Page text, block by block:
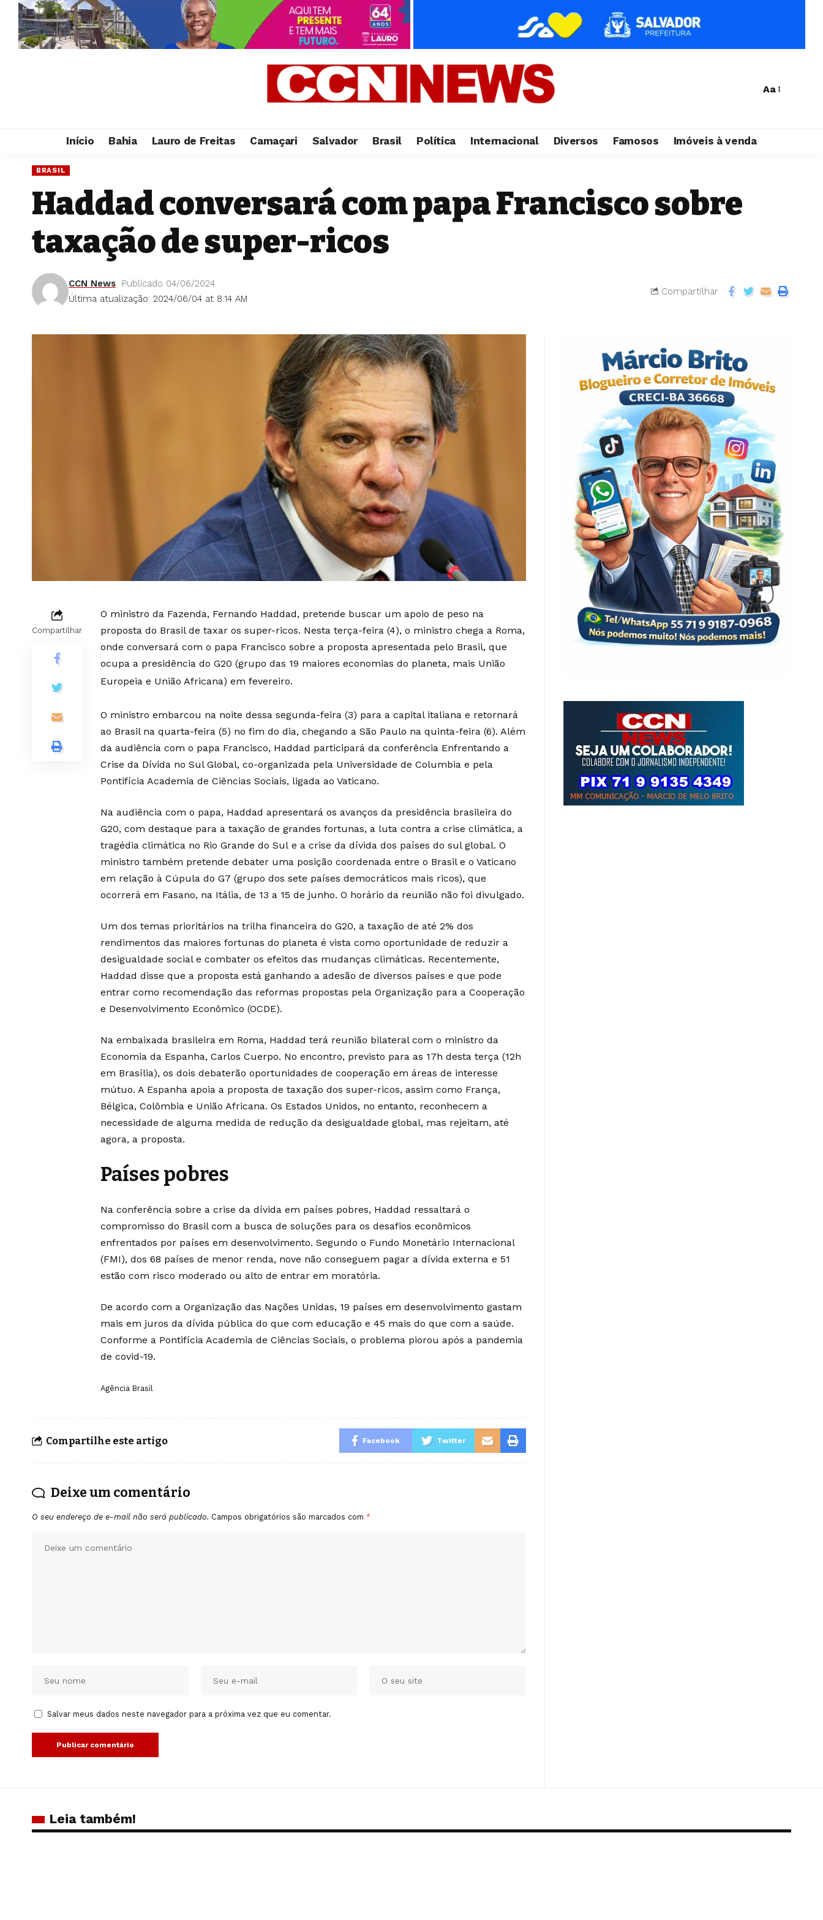
Aa
Início Bahia Lauro de Freitas Camaçari Salvador Brasil Política Internacional Diversos Famosos Imóveis à venda
BRASIL
Haddad conversará com papa Francisco sobre
taxação de super-ricos
Última atualização: 2024/06/04 at 8:14 AM
CCN News Publicado 04/06/2024
Compartilhar
Compartilhar
O ministro da Fazenda, Fernando Haddad, pretende buscar um apoio de peso na
proposta do Brasil de taxar os super-ricos. Nesta terça-feira (4), o ministro chega a Roma,
onde conversará com o papa Francisco sobre a proposta apresentada pelo Brasil, que
ocupa a presidência do G20 (grupo das 19 maiores economias do planeta, mais União
Europeia e União Africana) em fevereiro.
O ministro embarcou na noite dessa segunda-feira (3) para a capital italiana e retornará
ao Brasil na quarta-feira (5) no fim do dia, chegando a São Paulo na quinta-feira (6). Além
da audiência com o papa Francisco, Haddad participará da conferência Enfrentando a
Crise da Dívida no Sul Global, co-organizada pela Universidade de Columbia e pela
Pontifícia Academia de Ciências Sociais, ligada ao Vaticano.
Na audiência com o papa, Haddad apresentará os avanços da presidência brasileira do
G20, com destaque para a taxação de grandes fortunas, a luta contra a crise climática, a
tragédia climática no Rio Grande do Sul e a crise da dívida dos países do sul global. O
ministro também pretende debater uma posição coordenada entre o Brasil e o Vaticano
em relação à Cúpula do G7 (grupo dos sete países democráticos mais ricos), que
ocorrerá em Fasano, na Itália, de 13 a 15 de junho. O horário da reunião não foi divulgado.
Um dos temas prioritários na trilha financeira do G20, a taxação de até 2% dos
rendimentos das maiores fortunas do planeta é vista como oportunidade de reduzir a
desigualdade social e combater os efeitos das mudanças climáticas. Recentemente,
Haddad disse que a proposta está ganhando a adesão de diversos países e que pode
entrar como recomendação das reformas propostas pela Organização para a Cooperação
e Desenvolvimento Econômico (OCDE).
Na embaixada brasileira em Roma, Haddad terá reunião bilateral com o ministro da
Economia da Espanha, Carlos Cuerpo. No encontro, previsto para as 17h desta terça (12h
em Brasília), os dois debaterão oportunidades de cooperação em áreas de interesse
mútuo. A Espanha apoia a proposta de taxação dos super-ricos, assim como França,
Bélgica, Colômbia e União Africana. Os Estados Unidos, no entanto, reconhecem a
necessidade de alguma medida de redução da desigualdade global, mas rejeitam, até
agora, a proposta.
Países pobres
Na conferência sobre a crise da dívida em países pobres, Haddad ressaltará o
compromisso do Brasil com a busca de soluções para os desafios econômicos
enfrentados por países em desenvolvimento. Segundo o Fundo Monetário Internacional
(FMI), dos 68 países de menor renda, nove não conseguem pagar a dívida externa e 51
estão com risco moderado ou alto de entrar em moratória.
De acordo com a Organização das Nações Unidas, 19 países em desenvolvimento gastam
mais em juros da dívida pública do que com educação e 45 mais do que com a saúde.
Conforme a Pontifícia Academia de Ciências Sociais, o problema piorou após a pandemia
de covid-19.
Agência Brasil
Compartilhe este artigo Facebook Twitter
Deixe um comentário
O seu endereço de e-mail não será publicado. Campos obrigatórios são marcados com *
Salvar meus dados neste navegador para a próxima vez que eu comentar.
Leia também!